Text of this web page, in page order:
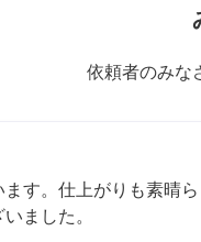
依頼者のみな
す。仕上がりも素晴ら
ました。